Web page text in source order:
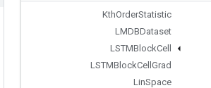
KthOrderStatistic
LMDBDataset
LSTMBlockCell
LSTMBlockCell Grad
LinSpace